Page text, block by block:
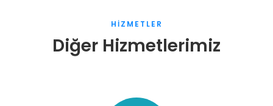
HİZMETLER
Diğer Hizmetlerimiz